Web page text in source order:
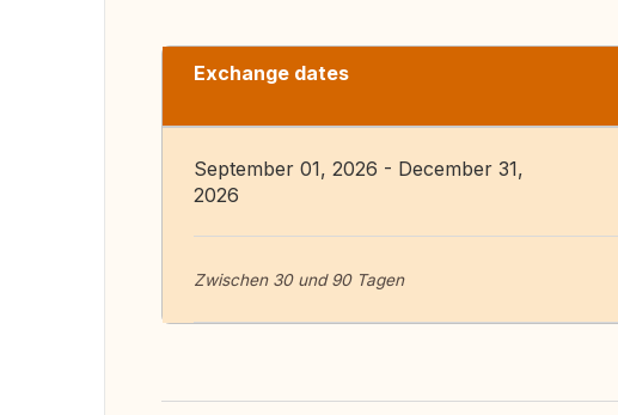
Exchange dates
September 01, 2026 - December 31,
2026
Zwischen 30 und 90 Tagen